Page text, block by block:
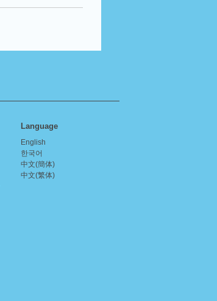
Language
English
한국어
中文(簡体)
中文(繁体)